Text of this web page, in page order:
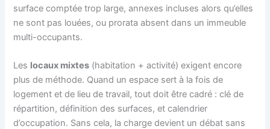
surface comptée trop large, annexes incluses alors qu’elles
ne sont pas louées, ou prorata absent dans un immeuble
multi-occupants.
Les locaux mixtes (habitation + activité) exigent encore
plus de méthode. Quand un espace sert à la fois de
logement et de lieu de travail, tout doit être cadré : clé de
répartition, définition des surfaces, et calendrier
d’occupation. Sans cela, la charge devient un débat sans